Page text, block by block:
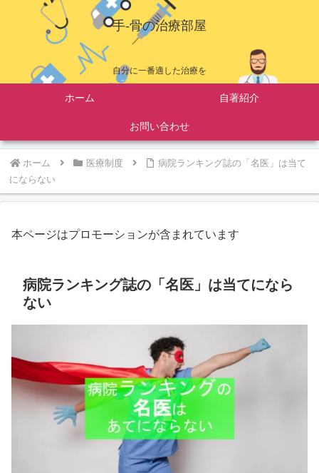
手-骨の治療部屋
自分に一番適した治療を
ホーム 自著紹介
お問い合わせ
ホーム 医療制度
病院ランキング誌の「名医」は当て
にならない
本ページはプロモーションが含まれています
病院ランキング誌の「名医」は当てになら
ない